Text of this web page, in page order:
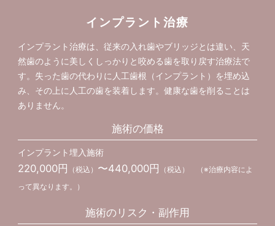
インプラント治療
インプラント治療は、従来の入れ歯やブリッジとは違い、天
然歯のように美しくしっかりと咬める歯を取り戻す治療法で
す。失った歯の代わりに人工歯根（インプラント）を埋め込
み、その上に人工の歯を装着します。健康な歯を削ることは
ありません。
施術の価格
インプラント埋入施術
220,000円 （税込） 〜440,000円
（税込） （※治療内容によ
って異なります。）
施術のリスク・副作用